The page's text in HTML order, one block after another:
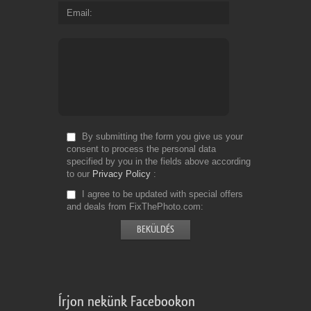
Email
By submitting the form you give us your
consent to process the personal data
specified by you in the fields above according
to our Privacy Policy
I agree to be updated with special offers
and deals from FixThePhoto.com
Írjon nekünk Facebookon